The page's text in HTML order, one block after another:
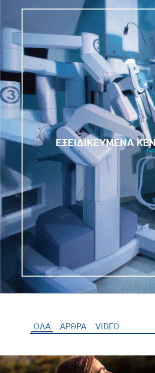
ΕΞΕΙΔΙΚΕΥΜΕΝΑ
ΟΛΑ (ενεργή καρτέλα)
ΑΡΘΡΑ VIDEO